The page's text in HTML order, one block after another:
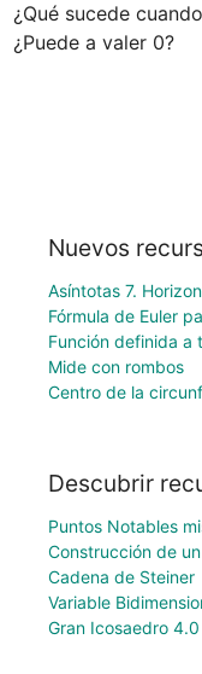
¿Qué sucede
¿Puede a valer 0?
Nuevos
Asíntotas 7.
Fórmula de Euler
Función definida a
Mide con rombos
Centro de la
Descubrir
Puntos Notables
Construcción de
Cadena de Steiner
Variable
Gran Icosaedro 4.0